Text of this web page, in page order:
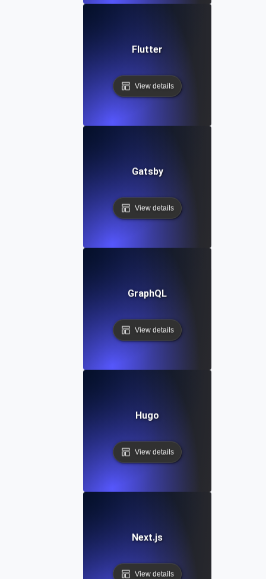
Flutter
View details
Gatsby
View details
GraphQL
View details
Hugo
View details
Next.js
View details